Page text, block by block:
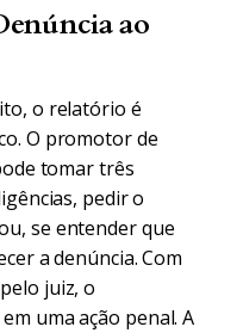
ao
o relatório é
O promotor de
tomar três
pedir o
se entender que
a denúncia. Com
juiz, o
uma ação penal. A